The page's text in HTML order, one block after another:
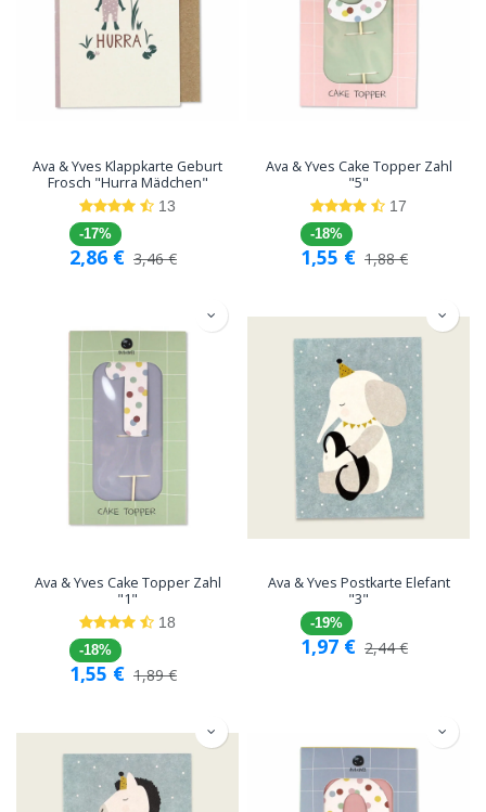
Ava & Yves Klappkarte Geburt
Frosch "Hurra Mädchen"
13
-17%
2,86 € 3,46€
Ava & Yves Cake Topper Zahl
"5"
17
-18%
1,55 € 1,88€
Ava & Yves Cake Topper Zahl
"1"
18
-18%
1,55 € 1,89€
Ava & Yves Postkarte Elefant
"3"
-19%
1,97 € 2,44€